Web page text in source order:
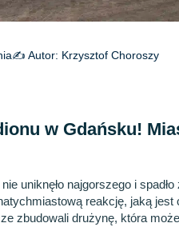
✍️ Autor: Krzysztof Choroszy
w Gdańsku!
uniknęło najgorszego i
reakcję, jaką
zbudowali drużynę, która